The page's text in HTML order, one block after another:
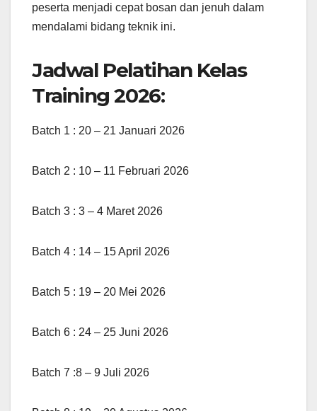
peserta menjadi cepat bosan dan jenuh dalam
mendalami bidang teknik ini.
Jadwal Pelatihan Kelas
Training 2026:
Batch 1 : 20 – 21 Januari 2026
Batch 2 : 10 – 11 Februari 2026
Batch 3 : 3 – 4 Maret 2026
Batch 4 : 14 – 15 April 2026
Batch 5 : 19 – 20 Mei 2026
Batch 6 : 24 – 25 Juni 2026
Batch 7 :8 – 9 Juli 2026